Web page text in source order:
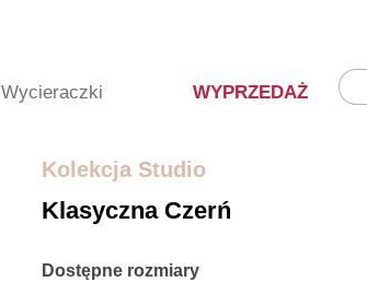
Wycieraczki WYPRZEDAŻ
Kolekcja Studio
Klasyczna Czerń
Dostępne rozmiary